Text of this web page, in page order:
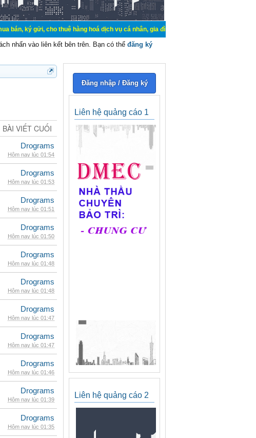
cho thuê hàng hoá dịch vụ cá nhân, gia đình. Mua bán, ký gửi, cho thuê thiết bị
nhấn vào liên kết bên trên. Bạn có thể đăng ký
BÀI VIẾT CUỐI
Drograms
Hôm nay lúc 01:54
Drograms
Hôm nay lúc 01:53
Drograms
Hôm nay lúc 01:51
Drograms
Hôm nay lúc 01:50
Drograms
Hôm nay lúc 01:48
Drograms
Hôm nay lúc 01:48
Drograms
Hôm nay lúc 01:47
Drograms
Hôm nay lúc 01:47
Drograms
Hôm nay lúc 01:46
Drograms
Hôm nay lúc 01:39
Drograms
Hôm nay lúc 01:35
Đăng nhập / Đăng ký
Liên hệ quảng cáo 1
Liên hệ quảng cáo 2